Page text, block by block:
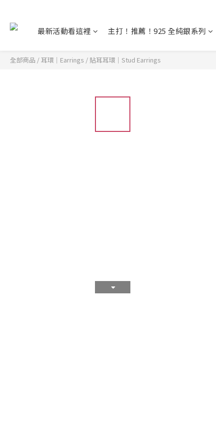
最新活動看這裡 主打！推薦！925 全純銀系列
全部商品 /耳環｜Earrings / 貼耳耳環｜Stud Earrings